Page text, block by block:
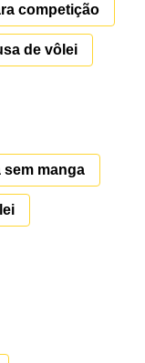
competição
de vôlei
sem manga